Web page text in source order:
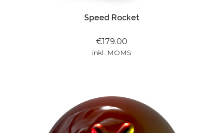
Speed Rocket
€179.00
inkl. MOMS